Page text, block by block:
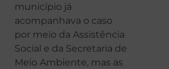
município já
acompanhava o caso
por meio da Assistência
Social e da Secretaria de
Meio Ambiente, mas as